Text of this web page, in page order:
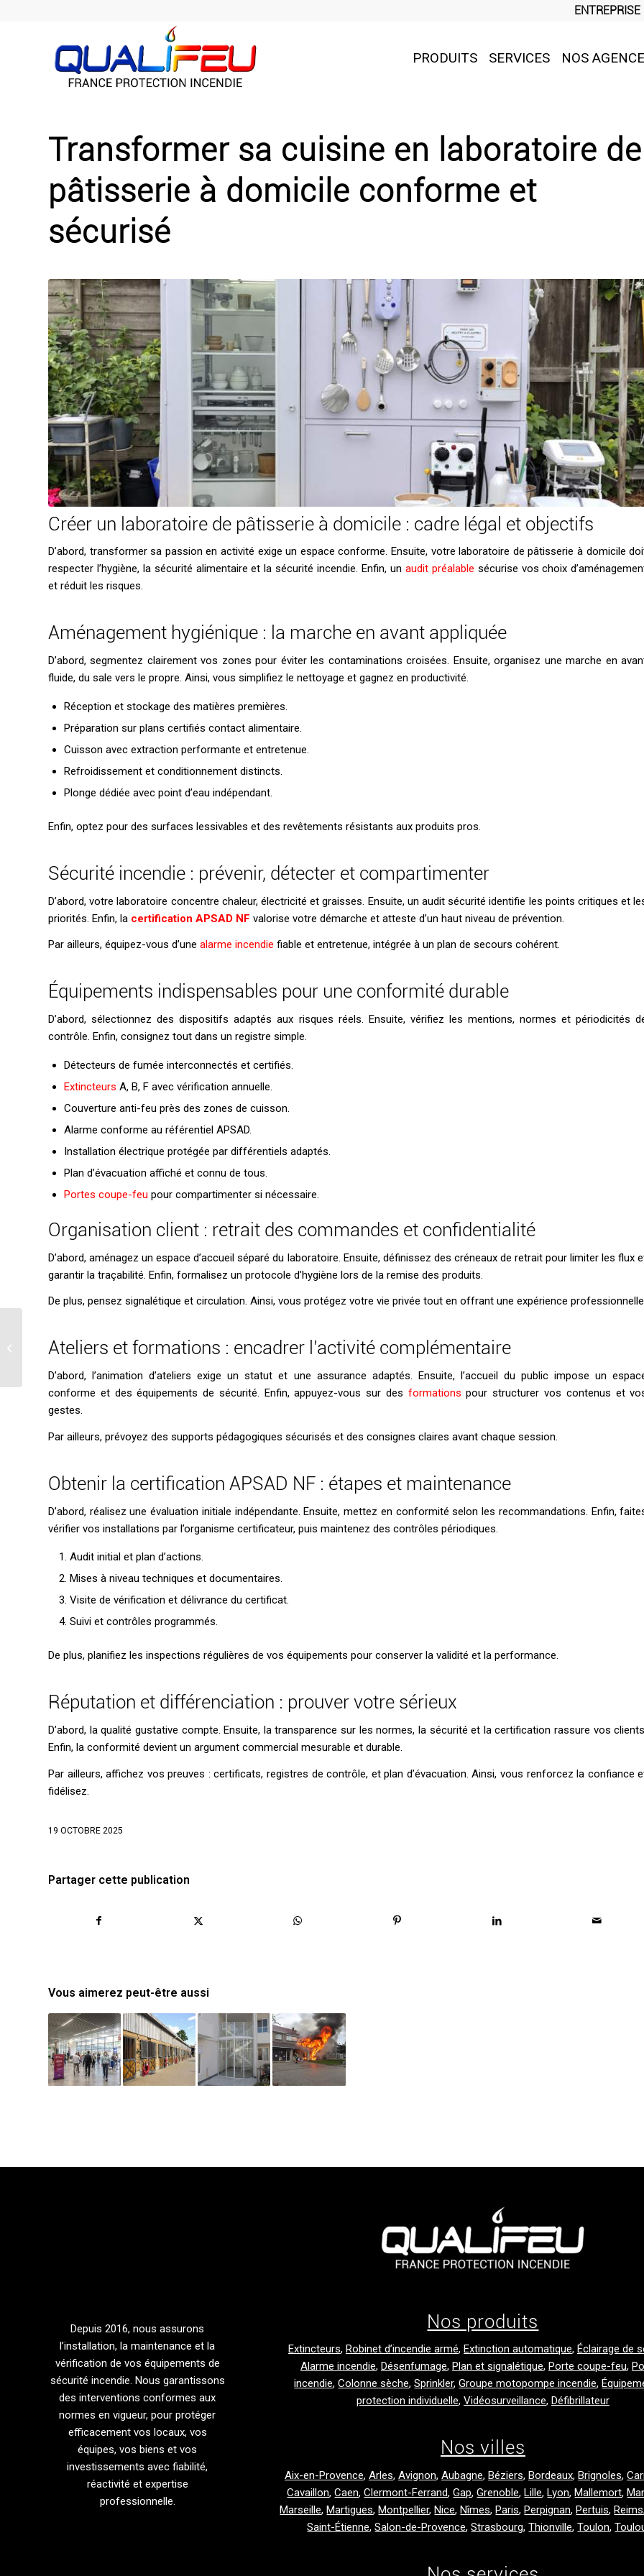
ENTREPRISE
PRODUITS SERVICES NOS
Transformer sa cuisine en laboratoire de
pâtisserie à domicile conforme et
sécurisé
Créer un laboratoire de pâtisserie à domicile : cadre légal et objectifs
D’abord, transformer sa passion en activité exige un espace conforme. Ensuite, votre laboratoire de pâtisserie à domicile
respecter l’hygiène, la sécurité alimentaire et la sécurité incendie. Enfin, un audit préalable sécurise vos choix
et réduit les risques.
Aménagement hygiénique : la marche en avant appliquée
D’abord, segmentez clairement vos zones pour éviter les contaminations croisées. Ensuite, organisez une marche en
fluide, du sale vers le propre. Ainsi, vous simplifiez le nettoyage et gagnez en productivité.
Réception et stockage des matières premières.
Préparation sur plans certifiés contact alimentaire.
Cuisson avec extraction performante et entretenue.
Refroidissement et conditionnement distincts.
Plonge dédiée avec point d’eau indépendant.
Enfin, optez pour des surfaces lessivables et des revêtements résistants aux produits pros.
Sécurité incendie : prévenir, détecter et compartimenter
D’abord, votre laboratoire concentre chaleur, électricité et graisses. Ensuite, un audit sécurité identifie les points critiques et
priorités. Enfin, la certification APSAD NF valorise votre démarche et atteste d’un haut niveau de prévention.
Par ailleurs, équipez-vous d’une alarme incendie fiable et entretenue, intégrée à un plan de secours cohérent.
Équipements indispensables pour une conformité durable
D’abord, sélectionnez des dispositifs adaptés aux risques réels. Ensuite, vérifiez les mentions, normes et périodicités
contrôle. Enfin, consignez tout dans un registre simple.
Détecteurs de fumée interconnectés et certifiés.
Extincteurs A, B, F avec vérification annuelle.
Couverture anti-feu près des zones de cuisson.
Alarme conforme au référentiel APSAD.
Installation électrique protégée par différentiels adaptés.
Plan d’évacuation affiché et connu de tous.
Portes coupe-feu pour compartimenter si nécessaire.
Organisation client : retrait des commandes et confidentialité
D’abord, aménagez un espace d’accueil séparé du laboratoire. Ensuite, définissez des créneaux de retrait pour limiter les flux
garantir la traçabilité. Enfin, formalisez un protocole d’hygiène lors de la remise des produits.
De plus, pensez signalétique et circulation. Ainsi, vous protégez votre vie privée tout en offrant une expérience
Ateliers et formations : encadrer l’activité complémentaire
D’abord, l’animation d’ateliers exige un statut et une assurance adaptés. Ensuite, l’accueil du public impose un
conforme et des équipements de sécurité. Enfin, appuyez-vous sur des formations pour structurer vos contenus et
gestes.
Par ailleurs, prévoyez des supports pédagogiques sécurisés et des consignes claires avant chaque session.
Obtenir la certification APSAD NF : étapes et maintenance
D’abord, réalisez une évaluation initiale indépendante. Ensuite, mettez en conformité selon les recommandations. Enfin,
vérifier vos installations par l’organisme certificateur, puis maintenez des contrôles périodiques.
Audit initial et plan d’actions.
Mises à niveau techniques et documentaires.
Visite de vérification et délivrance du certificat.
Suivi et contrôles programmés.
De plus, planifiez les inspections régulières de vos équipements pour conserver la validité et la performance.
Réputation et différenciation : prouver votre sérieux
D’abord, la qualité gustative compte. Ensuite, la transparence sur les normes, la sécurité et la certification rassure vos
Enfin, la conformité devient un argument commercial mesurable et durable.
Par ailleurs, affichez vos preuves : certificats, registres de contrôle, et plan d’évacuation. Ainsi, vous renforcez la confiance
fidélisez.
19 OCTOBRE 2025
Partager cette publication
Vous aimerez peut-être aussi
Depuis 2016, nous assurons
l’installation, la maintenance et la
vérification de vos équipements de
sécurité incendie. Nous garantissons
des interventions conformes aux
normes en vigueur, pour protéger
efficacement vos locaux, vos
équipes, vos biens et vos
investissements avec fiabilité,
réactivité et expertise
professionnelle.
Nos produits
Extincteurs, Robinet d’incendie armé, Extinction automatique, Éclairage de
Alarme incendie, Désenfumage, Plan et signalétique, Porte coupe-feu,
incendie,Colonne sèche,Sprinkler,Groupe motopompe incendie,
protection individuelle, Vidéosurveillance, Défibrillateur
Nos villes
Aix-en-Provence, Arles, Avignon, Aubagne, Béziers, Bordeaux, Brignoles,
Cavaillon,Caen,Clermont-Ferrand,Gap,Grenoble,Lille,Lyon,Mallemort,
Marseille,Martigues,Montpellier,Nice,Nîmes,Paris,Perpignan,Pertuis,Reims
Saint-Étienne,Salon-de-Provence,Strasbourg,Thionville,Toulon,
bijouterie à domicile :
sécurité et
aménagement